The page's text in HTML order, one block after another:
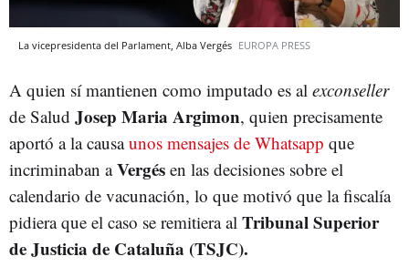
La vicepresidenta del Parlament, Alba Vergés EUROPA PRESS
A quien sí mantienen como imputado es al exconseller
de Salud Josep Maria Argimon, quien precisamente
aportó a la causaunos mensajes de Whatsapp que
incriminaban aVergés en las decisiones sobre el
calendario de vacunación, lo que motivó que la fiscalía
pidiera que el caso se remitiera al Tribunal Superior
de Justicia de Cataluña (TSJC).